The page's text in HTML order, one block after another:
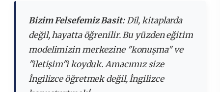
Bizim Felsefemiz Basit:Dil, kitaplarda
değil, hayatta öğrenilir. Bu yüzden eğitim
modelimizin merkezine "konuşma" ve
"iletişim"i koyduk. Amacımız size
İngilizce öğretmek değil, İngilizce